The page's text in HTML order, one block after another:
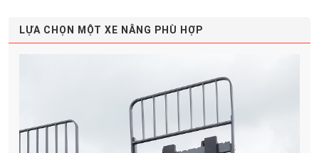
LỰA CHỌN MỘT XE NÂNG PHÙ HỢP